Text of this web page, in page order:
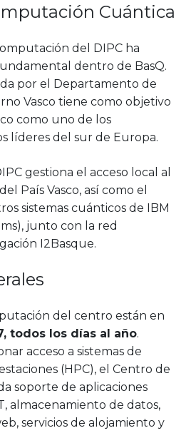
Cuántica
del DIPC ha
dentro de BasQ.
por el Departamento de
Vasco tiene como objetivo
como uno de los
líderes del sur de Europa.
gestiona el acceso local al
País Vasco, así como el
sistemas cuánticos de IBM
junto con la red
I2Basque.
del centro están en
todos los días al año.
acceso a sistemas de
(HPC), el Centro de
soporte de aplicaciones
almacenamiento de datos,
servicios de alojamiento y